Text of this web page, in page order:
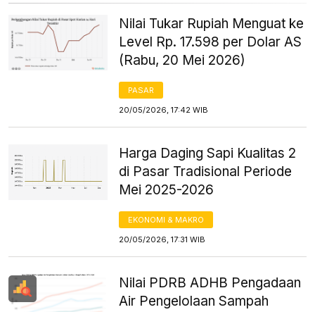
Nilai Tukar Rupiah Menguat ke
Level Rp. 17.598 per Dolar AS
(Rabu, 20 Mei 2026)
PASAR
20/05/2026, 17:42 WIB
Harga Daging Sapi Kualitas 2
di Pasar Tradisional Periode
Mei 2025-2026
EKONOMI & MAKRO
20/05/2026, 17:31 WIB
Nilai PDRB ADHB Pengadaan
Air Pengelolaan Sampah